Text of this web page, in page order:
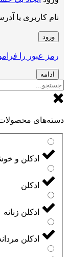
نام کاربری یا
ورود
رمز عبور را
ادامه
دسته‌های
ادکلن و
ادکلن
ادکلن زنانه
ادکلن